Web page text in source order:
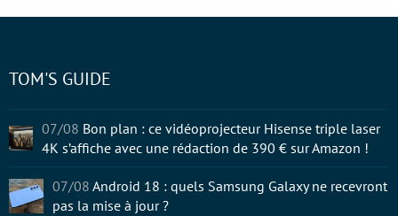
TOM'S GUIDE
07/08 Bon plan : ce vidéoprojecteur Hisense triple laser
4K s’affiche avec une rédaction de 390 € sur Amazon !
07/08 Android 18 : quels Samsung Galaxy ne recevront
pas la mise à jour ?